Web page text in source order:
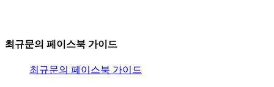
최규문의 페이스북 가이드
최규문의 페이스북 가이드